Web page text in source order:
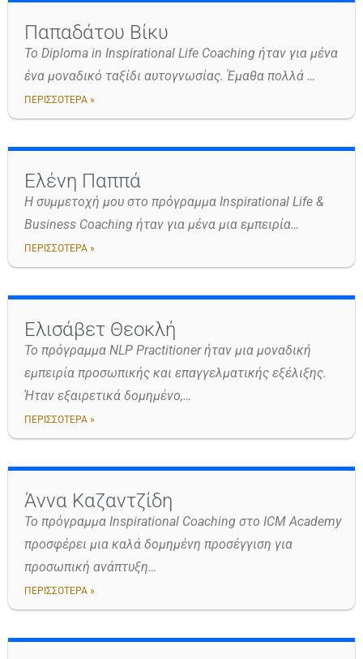
Παπαδάτου Βίκυ
Το Diploma in Inspirational Life Coaching ήταν για μένα
ένα μοναδικό ταξίδι αυτογνωσίας. Έμαθα πολλά …
ΠΕΡΙΣΣΟΤΕΡΑ »
Ελένη Παππά
Η συμμετοχή μου στο πρόγραμμα Inspirational Life &
Business Coaching ήταν για μένα μια εμπειρία…
ΠΕΡΙΣΣΟΤΕΡΑ »
Ελισάβετ Θεοκλή
Το πρόγραμμα NLP Practitioner ήταν μια μοναδική
εμπειρία προσωπικής και επαγγελματικής εξέλιξης.
Ήταν εξαιρετικά δομημένο,…
ΠΕΡΙΣΣΟΤΕΡΑ »
Άννα Καζαντζίδη
Το πρόγραμμα Inspirational Coaching στο ICM Academy
προσφέρει μια καλά δομημένη προσέγγιση για
προσωπική ανάπτυξη…
ΠΕΡΙΣΣΟΤΕΡΑ »